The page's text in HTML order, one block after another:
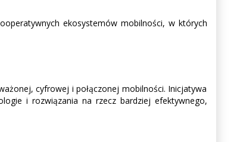
ekosystemów mobilności, w których
cyfrowej i połączonej mobilności. Inicjatywa
i rozwiązania na rzecz bardziej efektywnego,